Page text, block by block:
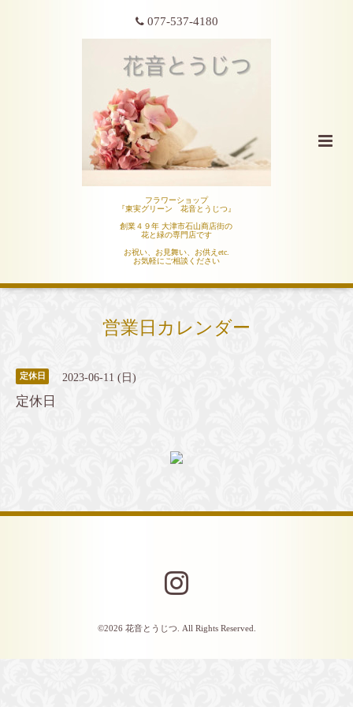
077-537-4180
フラワーショップ
『東実グリーン 花音とうじつ』
創業４９年 大津市石山商店街の
花と緑の専門店です
お祝い、お見舞い、お供えetc.
お気軽にご相談ください
営業日カレンダー
定休日 2023-06-11 (日)
定休日
©2026 花音とうじつ . All Rights Reserved.